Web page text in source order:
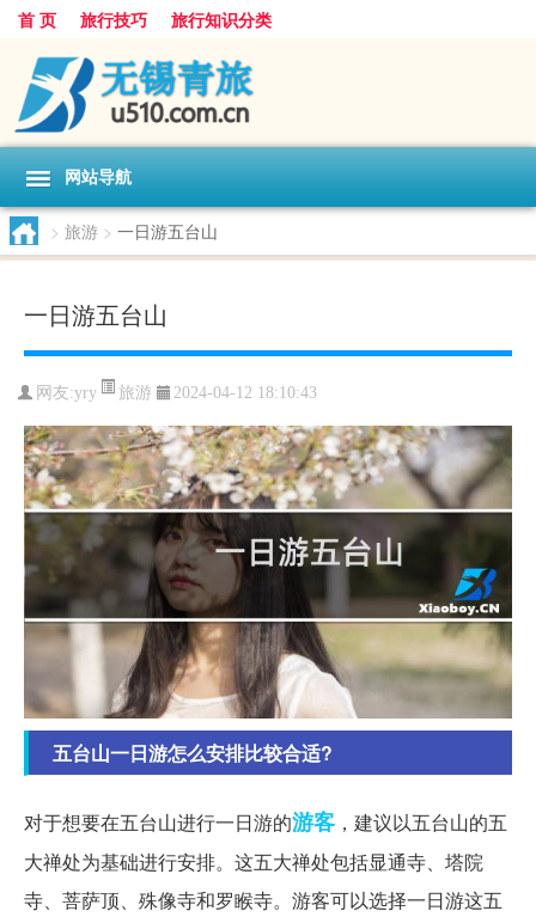
首 页 旅行技巧 旅行知识分类
网站导航
> 旅游 > 一日游五台山
一日游五台山
网友:yry 旅游 2024-04-12 18:10:43
五台山一日游怎么安排比较合适?
对于想要在五台山进行一日游的游客 ，建议以五台山的五
大禅处为基础进行安排。这五大禅处包括显通寺、塔院
寺、菩萨顶、殊像寺和罗睺寺。游客可以选择一日游这五